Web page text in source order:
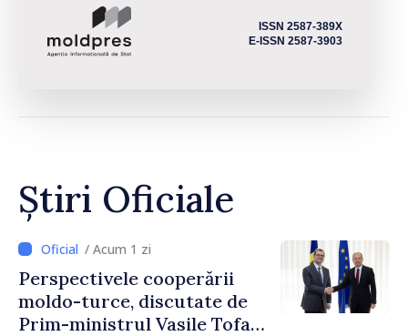
ISSN 2587-389X
E-ISSN 2587-3903
Știri Oficiale
/ Acum 1 zi
Perspectivele cooperării
moldo-turce, discutate de
Prim-ministrul Vasile Tofan